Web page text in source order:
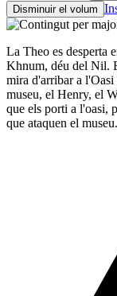
Disminuir el volum
La Theo es desperta
Khnum, déu del Nil.
mira d'arribar a
museu, el Henry, el
que els porti a l'oasi,
que ataquen el museu.